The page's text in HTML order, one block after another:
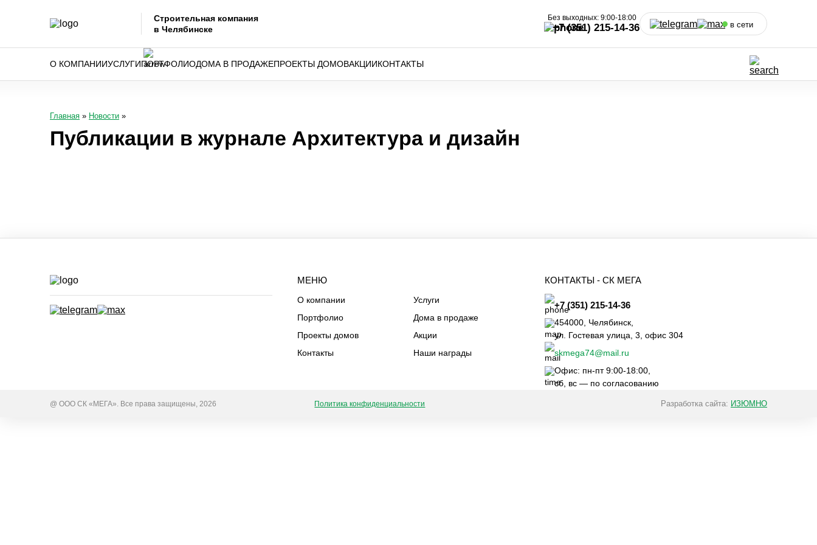
Строительная компания
в Челябинске
Без выходных: 9:00-18:00
+7 (351) 215-14-36 в сети
О КОМПАНИИУСЛУГИПОРТФОЛИОДОМА В ПРОДАЖЕПРОЕКТЫ ДОМОВАКЦИИКОНТАКТЫ
Главная » Новости »
Публикации в журнале Архитектура и дизайн
МЕНЮ
О компании
Услуги
Портфолио
Дома в продаже
Проекты домов
Акции
Контакты
Наши награды
КОНТАКТЫ -СК МЕГА
+7 (351) 215-14-36
454000 Челябинск
ул. Гостевая улица, 3, офис 304
skmega74@mail.ru
Офис: пн-пт 9:00-18:00,
сб, вс — по согласованию
@ ООО СК «МЕГА». Все права защищены, 2026 Политика конфиденциальности Разработка сайта: ИЗЮМНО